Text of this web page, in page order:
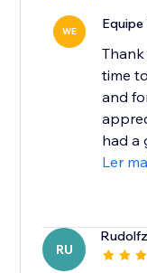
WE
time
and
had a
Ler
RU